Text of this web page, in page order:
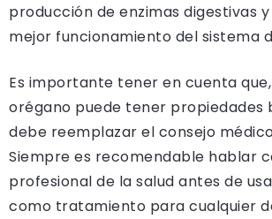
producción de enzimas digestivas
mejor funcionamiento del sistema
Es importante tener en cuenta
orégano puede tener propiedades
debe reemplazar el consejo
Siempre es recomendable hablar
profesional de la salud antes de
como tratamiento para cualquier